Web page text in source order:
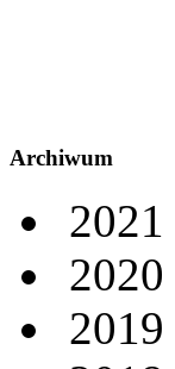
Archiwum
2021
2020
2019